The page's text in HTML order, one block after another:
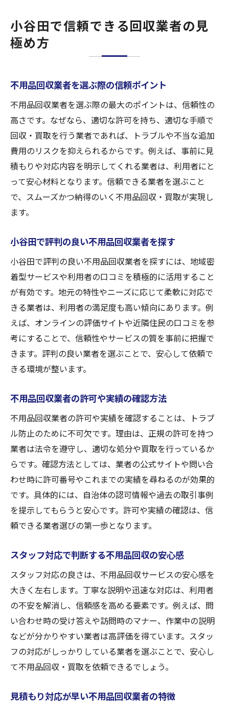
小谷田で信頼できる回収業者の見
極め方
不用品回収業者を選ぶ際の信頼ポイント
不用品回収業者を選ぶ際の最大のポイントは、信頼性の
高さです。なぜなら、適切な許可を持ち、適切な手順で
回収・買取を行う業者であれば、トラブルや不当な追加
費用のリスクを抑えられるからです。例えば、事前に見
積もりや対応内容を明示してくれる業者は、利用者にと
って安心材料となります。信頼できる業者を選ぶこと
で、スムーズかつ納得のいく不用品回収・買取が実現し
ます。
小谷田で評判の良い不用品回収業者を探す
小谷田で評判の良い不用品回収業者を探すには、地域密
着型サービスや利用者の口コミを積極的に活用すること
が有効です。地元の特性やニーズに応じて柔軟に対応で
きる業者は、利用者の満足度も高い傾向にあります。例
えば、オンラインの評価サイトや近隣住民の口コミを参
考にすることで、信頼性やサービスの質を事前に把握で
きます。評判の良い業者を選ぶことで、安心して依頼で
きる環境が整います。
不用品回収業者の許可や実績の確認方法
不用品回収業者の許可や実績を確認することは、トラブ
ル防止のために不可欠です。理由は、正規の許可を持つ
業者は法令を遵守し、適切な処分や買取を行っているか
らです。確認方法としては、業者の公式サイトや問い合
わせ時に許可番号やこれまでの実績を尋ねるのが効果的
です。具体的には、自治体の認可情報や過去の取引事例
を提示してもらうと安心です。許可や実績の確認は、信
頼できる業者選びの第一歩となります。
スタッフ対応で判断する不用品回収の安心感
スタッフ対応の良さは、不用品回収サービスの安心感を
大きく左右します。丁寧な説明や迅速な対応は、利用者
の不安を解消し、信頼感を高める要素です。例えば、問
い合わせ時の受け答えや訪問時のマナー、作業中の説明
などが分かりやすい業者は高評価を得ています。スタッ
フの対応がしっかりしている業者を選ぶことで、安心し
て不用品回収・買取を依頼できるでしょう。
見積もり対応が早い不用品回収業者の特徴